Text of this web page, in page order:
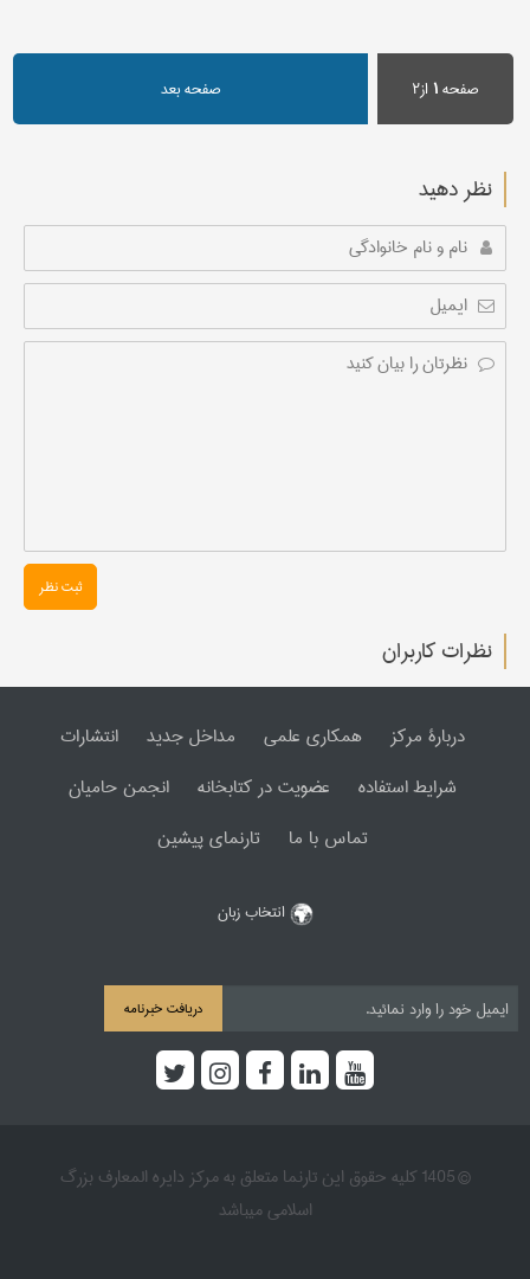
صفحه۱ از۲ صفحه بعد
نظر دهید
ثبت نظر
نظرات کاربران
دربارۀ مرکز همکاری علمی مداخل جدید
انتشارات
شرایط استفاده
عضویت در کتابخانه
انجمن حامیان
تماس با ما
تارنمای پیشین
انتخاب زبان
دریافت خبرنامه
© 1405 کلیه حقوق این تارنما متعلق به مرکز دایره المعارف بزرگ
اسلامی میباشد